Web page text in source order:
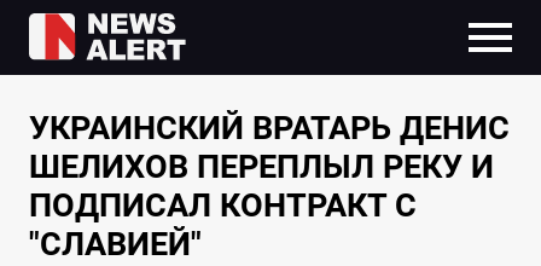
УКРАИНСКИЙ ВРАТАРЬ ДЕНИС
ШЕЛИХОВ ПЕРЕПЛЫЛ РЕКУ И
ПОДПИСАЛ КОНТРАКТ С
"СЛАВИЕЙ"